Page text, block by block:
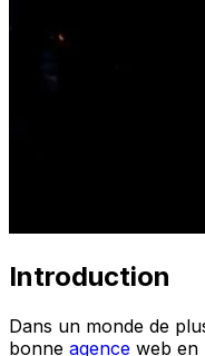
Introduction
Dans un monde de
bonne agence web en